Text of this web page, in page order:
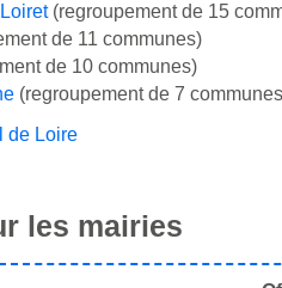
(regroupement de 15
de 11 communes)
de 10 communes)
(regroupement de 7
de Loire
les mairies